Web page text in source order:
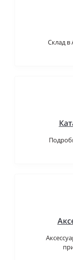
Склад в